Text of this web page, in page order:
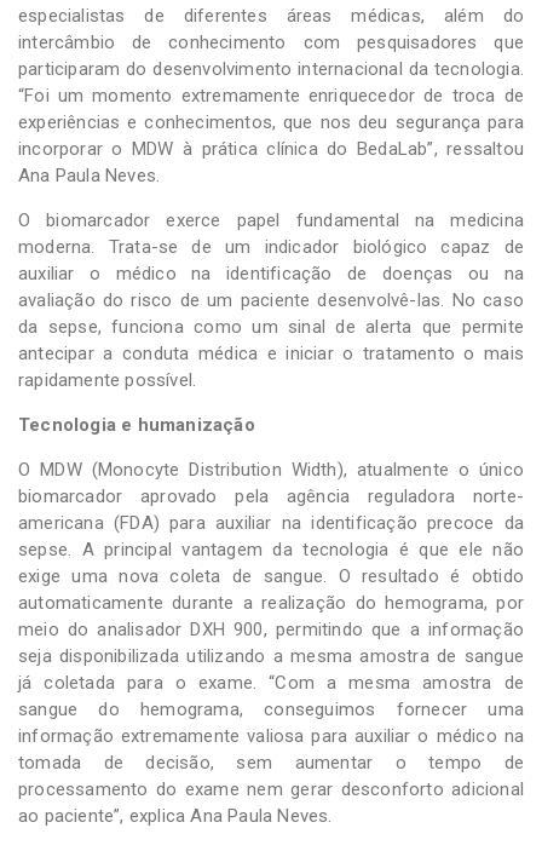
especialistas de diferentes áreas médicas, além do
intercâmbio de conhecimento com pesquisadores que
participaram do desenvolvimento internacional da tecnologia.
“Foi um momento extremamente enriquecedor de troca de
experiências e conhecimentos, que nos deu segurança para
incorporar o MDW à prática clínica do BedaLab”, ressaltou
Ana Paula Neves.
O biomarcador exerce papel fundamental na medicina
moderna. Trata-se de um indicador biológico capaz de
auxiliar o médico na identificação de doenças ou na
avaliação do risco de um paciente desenvolvê-las. No caso
da sepse, funciona como um sinal de alerta que permite
antecipar a conduta médica e iniciar o tratamento o mais
rapidamente possível.
Tecnologia e humanização
O MDW (Monocyte Distribution Width), atualmente o único
biomarcador aprovado pela agência reguladora norte-
americana (FDA) para auxiliar na identificação precoce da
sepse. A principal vantagem da tecnologia é que ele não
exige uma nova coleta de sangue. O resultado é obtido
automaticamente durante a realização do hemograma, por
meio do analisador DXH 900, permitindo que a informação
seja disponibilizada utilizando a mesma amostra de sangue
já coletada para o exame. “Com a mesma amostra de
sangue do hemograma, conseguimos fornecer uma
informação extremamente valiosa para auxiliar o médico na
tomada de decisão, sem aumentar o tempo de
processamento do exame nem gerar desconforto adicional
ao paciente”, explica Ana Paula Neves.